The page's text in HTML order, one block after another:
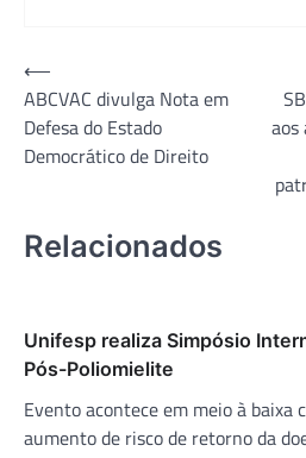
Navegação
de
Post
⟵
ABCVAC divulga Nota em
Defesa do Estado
Democrático de Direito
aos
Relacionados
Unifesp realiza Simpósio
Pós-Poliomielite
Evento acontece em meio à baixa
aumento de risco de retorno da